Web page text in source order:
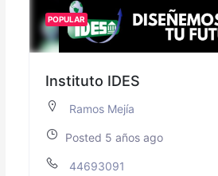
POPULAR
Instituto IDES
Ramos Mejía
Posted 5 años ago
44693091